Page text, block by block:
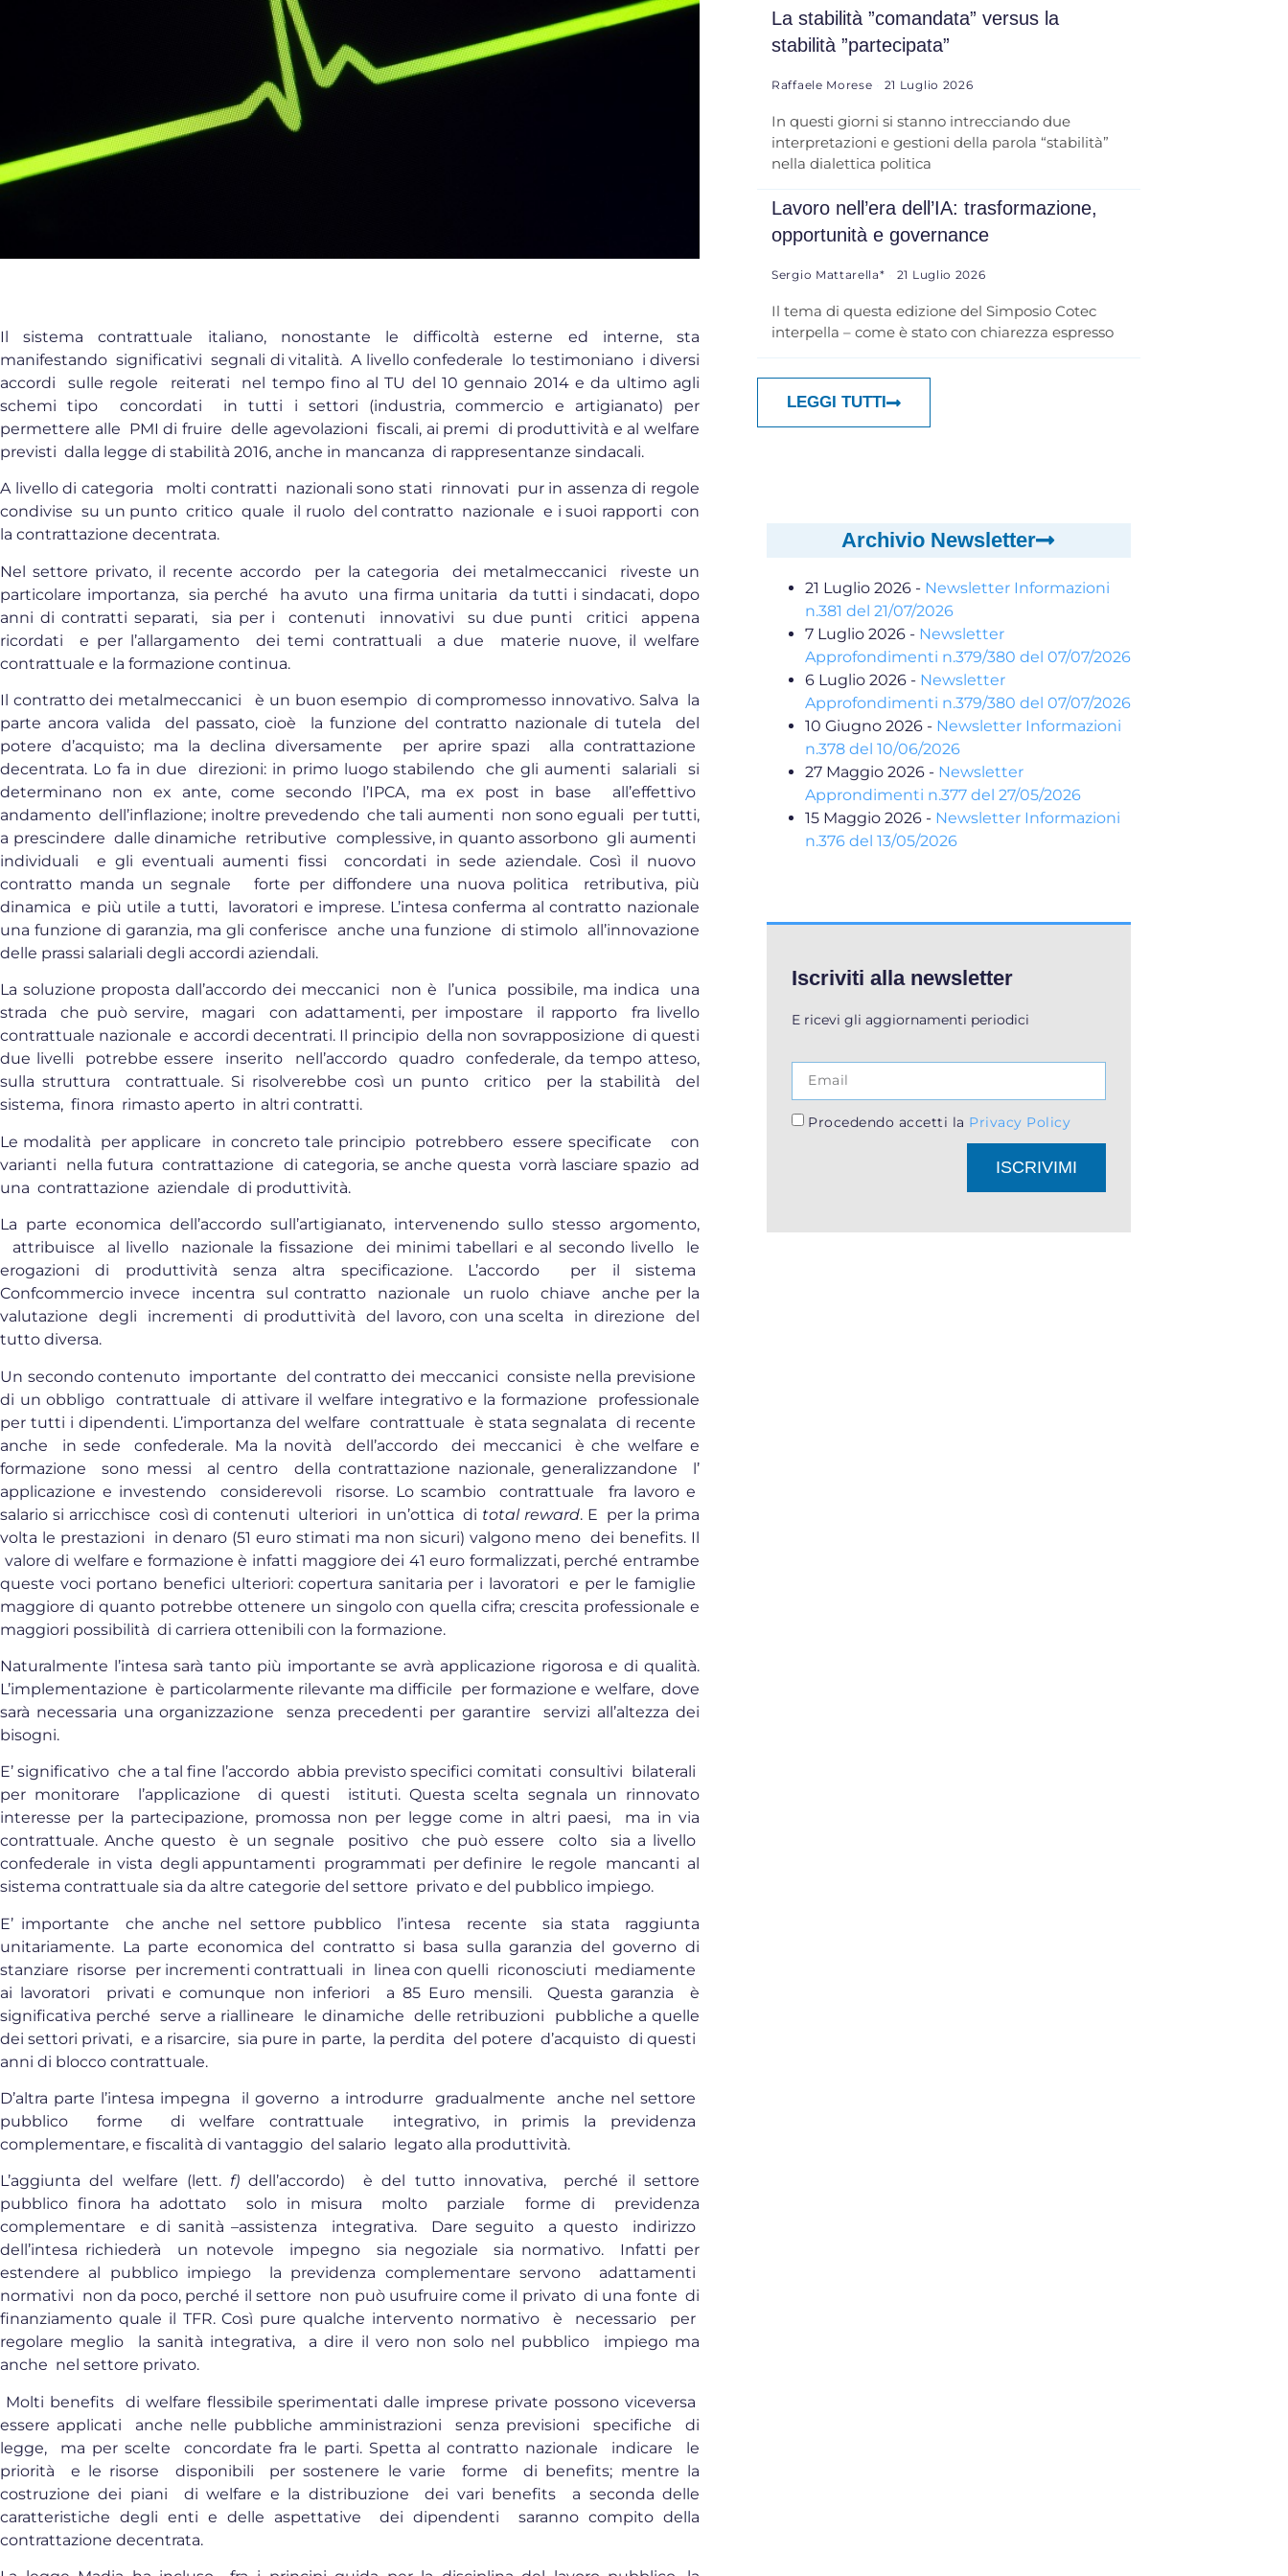
Il sistema contrattuale italiano, nonostante le difficoltà esterne ed interne, sta
manifestando significativi segnali di vitalità. A livello confederale lo testimoniano i diversi
accordi sulle regole reiterati nel tempo fino al TU del 10 gennaio 2014 e da ultimo agli
schemi tipo concordati in tutti i settori (industria, commercio e artigianato) per
permettere alle PMI di fruire delle agevolazioni fiscali, ai premi di produttività e al welfare
previsti dalla legge di stabilità 2016, anche in mancanza di rappresentanze sindacali.
A livello di categoria molti contratti nazionali sono stati rinnovati pur in assenza di regole
condivise su un punto critico quale il ruolo del contratto nazionale e i suoi rapporti con
la contrattazione decentrata.
Nel settore privato, il recente accordo per la categoria dei metalmeccanici riveste un
particolare importanza, sia perché ha avuto una firma unitaria da tutti i sindacati, dopo
anni di contratti separati, sia per i contenuti innovativi su due punti critici appena
ricordati e per l’allargamento dei temi contrattuali a due materie nuove, il welfare
contrattuale e la formazione continua.
Il contratto dei metalmeccanici è un buon esempio di compromesso innovativo. Salva la
parte ancora valida del passato, cioè la funzione del contratto nazionale di tutela del
potere d’acquisto; ma la declina diversamente per aprire spazi alla contrattazione
decentrata. Lo fa in due direzioni: in primo luogo stabilendo che gli aumenti salariali si
determinano non ex ante, come secondo l’IPCA, ma ex post in base all’effettivo
andamento dell’inflazione; inoltre prevedendo che tali aumenti non sono eguali per tutti,
a prescindere dalle dinamiche retributive complessive, in quanto assorbono gli aumenti
individuali e gli eventuali aumenti fissi concordati in sede aziendale. Così il nuovo
contratto manda un segnale forte per diffondere una nuova politica retributiva, più
dinamica e più utile a tutti, lavoratori e imprese. L’intesa conferma al contratto nazionale
una funzione di garanzia, ma gli conferisce anche una funzione di stimolo all’innovazione
delle prassi salariali degli accordi aziendali.
La soluzione proposta dall’accordo dei meccanici non è l’unica possibile, ma indica una
strada che può servire, magari con adattamenti, per impostare il rapporto fra livello
contrattuale nazionale e accordi decentrati. Il principio della non sovrapposizione di questi
due livelli potrebbe essere inserito nell’accordo quadro confederale, da tempo atteso,
sulla struttura contrattuale. Si risolverebbe così un punto critico per la stabilità del
sistema, finora rimasto aperto in altri contratti.
Le modalità per applicare in concreto tale principio potrebbero essere specificate con
varianti nella futura contrattazione di categoria, se anche questa vorrà lasciare spazio ad
una contrattazione aziendale di produttività.
La parte economica dell’accordo sull’artigianato, intervenendo sullo stesso argomento,
attribuisce al livello nazionale la fissazione dei minimi tabellari e al secondo livello le
erogazioni di produttività senza altra specificazione. L’accordo per il sistema
Confcommercio invece incentra sul contratto nazionale un ruolo chiave anche per la
valutazione degli incrementi di produttività del lavoro, con una scelta in direzione del
tutto diversa.
Un secondo contenuto importante del contratto dei meccanici consiste nella previsione
di un obbligo contrattuale di attivare il welfare integrativo e la formazione professionale
per tutti i dipendenti. L’importanza del welfare contrattuale è stata segnalata di recente
anche in sede confederale. Ma la novità dell’accordo dei meccanici è che welfare e
formazione sono messi al centro della contrattazione nazionale, generalizzandone l’
applicazione e investendo considerevoli risorse. Lo scambio contrattuale fra lavoro e
salario si arricchisce così di contenuti ulteriori in un’ottica di total reward. E per la prima
volta le prestazioni in denaro (51 euro stimati ma non sicuri) valgono meno dei benefits. Il
valore di welfare e formazione è infatti maggiore dei 41 euro formalizzati, perché entrambe
queste voci portano benefici ulteriori: copertura sanitaria per i lavoratori e per le famiglie
maggiore di quanto potrebbe ottenere un singolo con quella cifra; crescita professionale e
maggiori possibilità di carriera ottenibili con la formazione.
Naturalmente l’intesa sarà tanto più importante se avrà applicazione rigorosa e di qualità.
L’implementazione è particolarmente rilevante ma difficile per formazione e welfare, dove
sarà necessaria una organizzazione senza precedenti per garantire servizi all’altezza dei
bisogni.
E’ significativo che a tal fine l’accordo abbia previsto specifici comitati consultivi bilaterali
per monitorare l’applicazione di questi istituti. Questa scelta segnala un rinnovato
interesse per la partecipazione, promossa non per legge come in altri paesi, ma in via
contrattuale. Anche questo è un segnale positivo che può essere colto sia a livello
confederale in vista degli appuntamenti programmati per definire le regole mancanti al
sistema contrattuale sia da altre categorie del settore privato e del pubblico impiego.
E’ importante che anche nel settore pubblico l’intesa recente sia stata raggiunta
unitariamente. La parte economica del contratto si basa sulla garanzia del governo di
stanziare risorse per incrementi contrattuali in linea con quelli riconosciuti mediamente
ai lavoratori privati e comunque non inferiori a 85 Euro mensili. Questa garanzia è
significativa perché serve a riallineare le dinamiche delle retribuzioni pubbliche a quelle
dei settori privati, e a risarcire, sia pure in parte, la perdita del potere d’acquisto di questi
anni di blocco contrattuale.
D’altra parte l’intesa impegna il governo a introdurre gradualmente anche nel settore
pubblico forme di welfare contrattuale integrativo, in primis la previdenza
complementare, e fiscalità di vantaggio del salario legato alla produttività.
L’aggiunta del welfare (lett. f) dell’accordo) è del tutto innovativa, perché il settore
pubblico finora ha adottato solo in misura molto parziale forme di previdenza
complementare e di sanità –assistenza integrativa. Dare seguito a questo indirizzo
dell’intesa richiederà un notevole impegno sia negoziale sia normativo. Infatti per
estendere al pubblico impiego la previdenza complementare servono adattamenti
normativi non da poco, perché il settore non può usufruire come il privato di una fonte di
finanziamento quale il TFR. Così pure qualche intervento normativo è necessario per
regolare meglio la sanità integrativa, a dire il vero non solo nel pubblico impiego ma
anche nel settore privato.
Molti benefits di welfare flessibile sperimentati dalle imprese private possono viceversa
essere applicati anche nelle pubbliche amministrazioni senza previsioni specifiche di
legge, ma per scelte concordate fra le parti. Spetta al contratto nazionale indicare le
priorità e le risorse disponibili per sostenere le varie forme di benefits; mentre la
costruzione dei piani di welfare e la distribuzione dei vari benefits a seconda delle
caratteristiche degli enti e delle aspettative dei dipendenti saranno compito della
contrattazione decentrata.
La stabilità ”comandata” versus la
stabilità ”partecipata”
Raffaele Morese 21 Luglio 2026
In questi giorni si stanno intrecciando due
interpretazioni e gestioni della parola “stabilità”
nella dialettica politica
Lavoro nell’era dell’IA: trasformazione,
opportunità e governance
Sergio Mattarella* 21 Luglio 2026
Il tema di questa edizione del Simposio Cotec
interpella – come è stato con chiarezza espresso
LEGGI TUTTI
Archivio Newsletter
21 Luglio 2026 - Newsletter Informazioni
n.381 del 21/07/2026
7 Luglio 2026 - Newsletter
Approfondimenti n.379/380 del 07/07/2026
6 Luglio 2026 - Newsletter
Approfondimenti n.379/380 del 07/07/2026
10 Giugno 2026 - Newsletter Informazioni
n.378 del 10/06/2026
27 Maggio 2026 - Newsletter
Approndimenti n.377 del 27/05/2026
15 Maggio 2026 - Newsletter Informazioni
n.376 del 13/05/2026
Iscriviti alla newsletter
E ricevi gli aggiornamenti periodici
Procedendo accetti la Privacy Policy
ISCRIVIMI